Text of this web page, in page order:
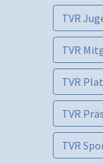
TVR
TVR
TVR
TVR
TVR